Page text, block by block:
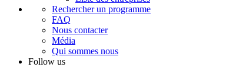
Rechercher un programme
FAQ
Nous contacter
Média
Qui sommes nous
Follow us